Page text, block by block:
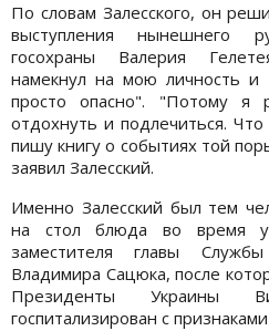
По словам Залесского, он
выступления нынешнего
госохраны Валерия
намекнул на мою личность
просто опасно". "Потому я
отдохнуть и подлечиться.
пишу книгу о событиях той
заявил Залесский.
Именно Залесский был тем
на стол блюда во время
заместителя главы
Владимира Сацюка, после
Президенты Украины
госпитализирован с